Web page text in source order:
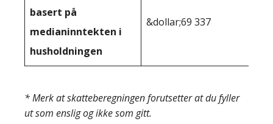
basert på
medianinntekten i
husholdningen
&dollar;69 337
* Merk at skatteberegningen forutsetter at du fyller
ut som enslig og ikke som gitt.